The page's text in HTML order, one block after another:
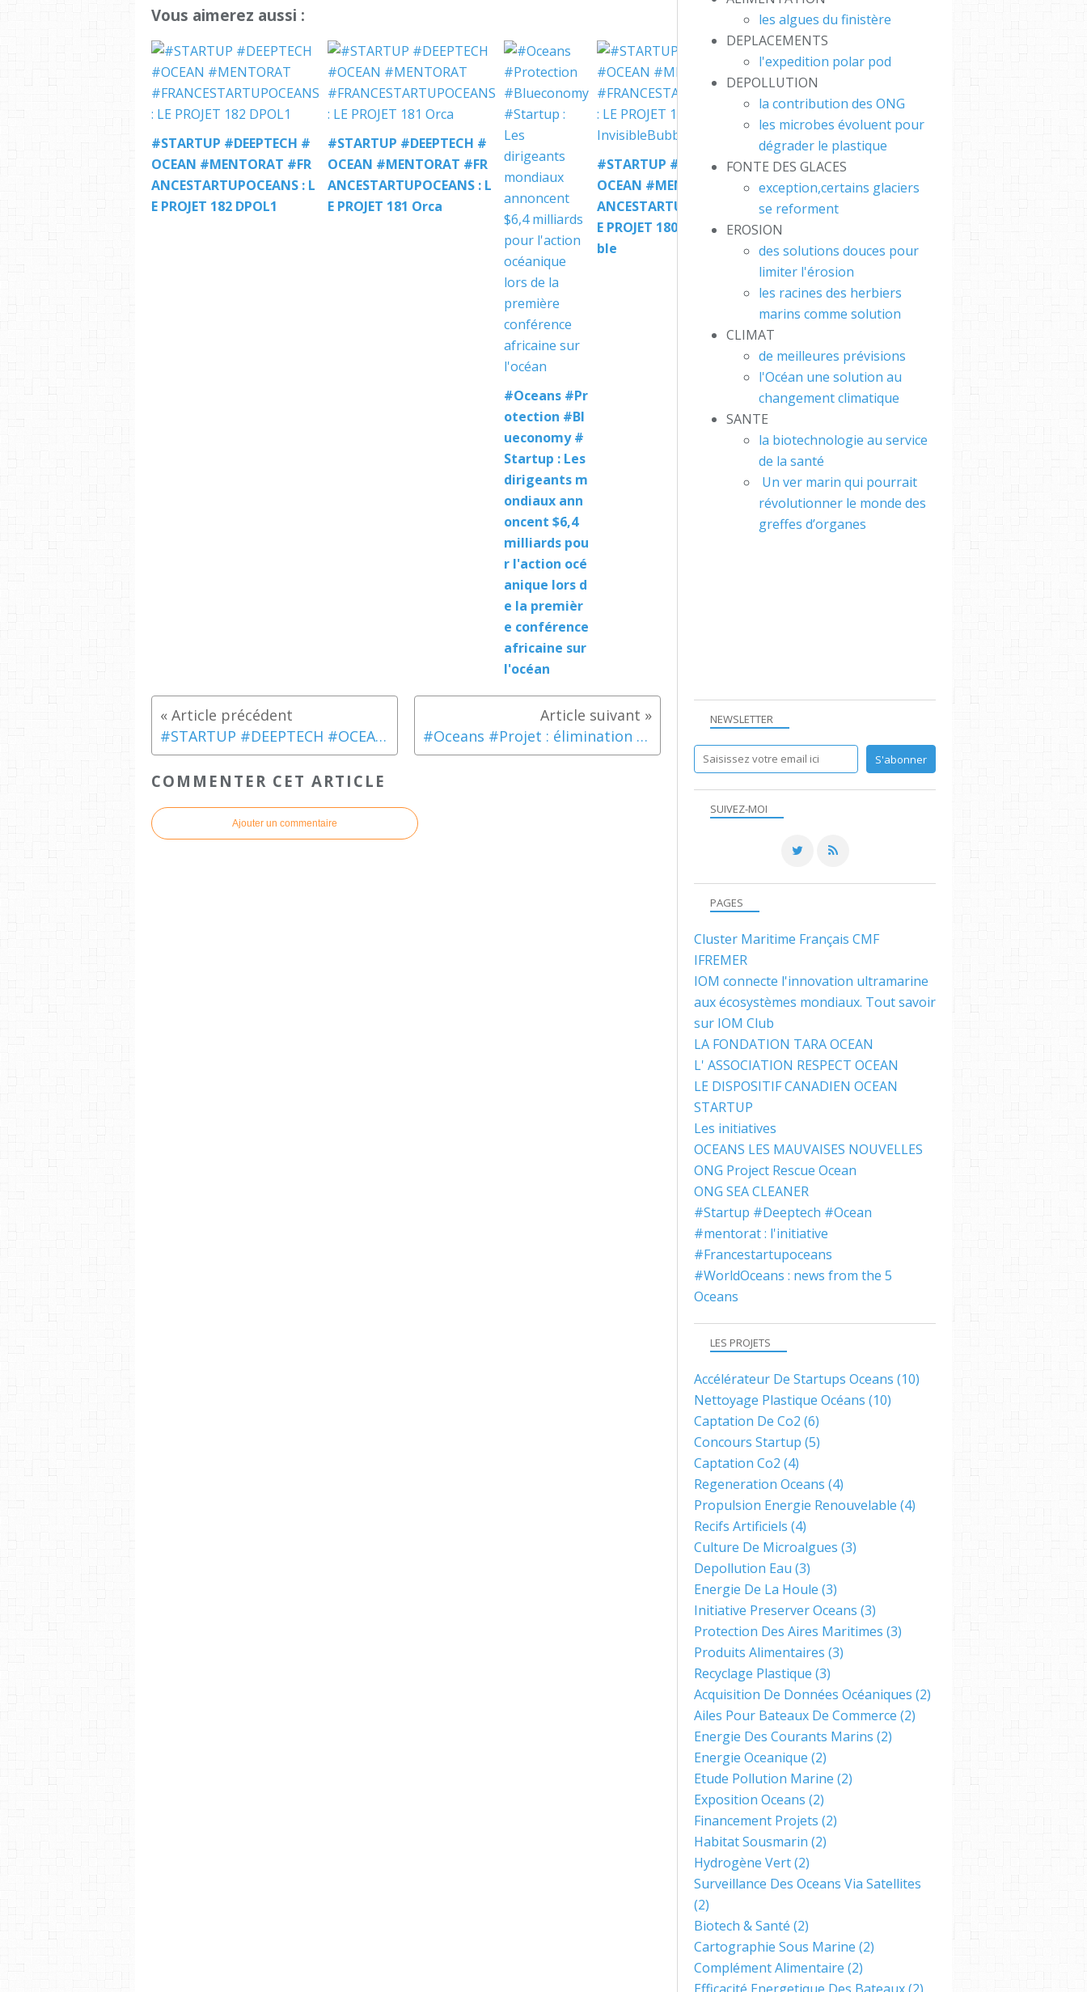
Vous aimerez aussi :
#STARTUP #DEEPTECH #
OCEAN #MENTORAT #FR
ANCESTARTUPOCEANS : L
E PROJET 182 DPOL1
#STARTUP #DEEPTECH #
OCEAN #MENTORAT #FR
ANCESTARTUPOCEANS : L
E PROJET 181 Orca
#Oceans #Pr
otection #Bl
ueconomy #
Startup : Les
dirigeants m
ondiaux ann
oncent $6,4
milliards pou
r l'action océ
anique lors d
e la premièr
e conférence
africaine sur
l'océan
#STARTUP #DEEPTECH #
OCEAN #MENTORAT #FR
ANCESTARTUPOCEANS : L
E PROJET 180 InvisibleBub
ble
#STARTUP #DEEPTECH #OCEAN #MENTORAT #FRANCESTARTUPOCEANS : LE PROJET 112 ERANOVA #Oceans #Projet : élimination du dioxyde de carbone d'origine océanique
COMMENTER CET ARTICLE
Ajouter un commentaire
NEWSLETTER
SUIVEZ-MOI
PAGES
Cluster Maritime Français CMF
IFREMER
IOM connecte l'innovation ultramarine
aux écosystèmes mondiaux. Tout savoir
sur IOM Club
LA FONDATION TARA OCEAN
L' ASSOCIATION RESPECT OCEAN
LE DISPOSITIF CANADIEN OCEAN
STARTUP
Les initiatives
OCEANS LES MAUVAISES NOUVELLES
ONG Project Rescue Ocean
ONG SEA CLEANER
#Startup #Deeptech #Ocean
#mentorat : l'initiative
#Francestartupoceans
#WorldOceans : news from the 5
Oceans
LES PROJETS
Accélérateur De Startups Oceans (10)
Nettoyage Plastique Océans (10)
Captation De Co2 (6)
Concours Startup (5)
Captation Co2 (4)
Regeneration Oceans (4)
Propulsion Energie Renouvelable (4)
Recifs Artificiels (4)
Culture De Microalgues (3)
Depollution Eau (3)
Energie De La Houle (3)
Initiative Preserver Oceans (3)
Protection Des Aires Maritimes (3)
Produits Alimentaires (3)
Recyclage Plastique (3)
Acquisition De Données Océaniques (2)
Ailes Pour Bateaux De Commerce (2)
Energie Des Courants Marins (2)
Energie Oceanique (2)
Etude Pollution Marine (2)
Exposition Oceans (2)
Financement Projets (2)
Habitat Sousmarin (2)
Hydrogène Vert(2)
Surveillance Des Oceans Via Satellites
(2)
Biotech & Santé (2)
Cartographie Sous Marine (2)
Complément Alimentaire (2)
les algues du finistère
DEPLACEMENTS
l'expedition polar pod
DEPOLLUTION
la contribution des ONG
les microbes évoluent pour
dégrader le plastique
FONTE DES GLACES
exception,certains glaciers
se reforment
EROSION
des solutions douces pour
limiter l'érosion
les racines des herbiers
marins comme solution
CLIMAT
de meilleures prévisions
l'Océan une solution au
changement climatique
SANTE
la biotechnologie au service
de la santé
Un ver marin qui pourrait
révolutionner le monde des
greffes d’organes